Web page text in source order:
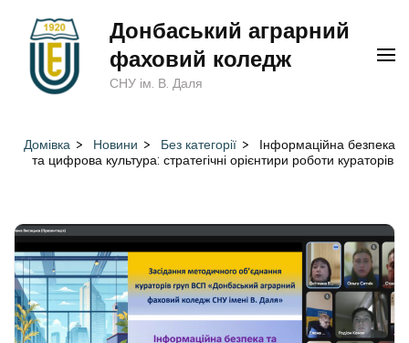
(натисніть
Донбаський аграрний
фаховий коледж
СНУ ім. В. Даля
Домівка > Новини > Без категорії >
Інформаційна безпека
та цифрова культура: стратегічні орієнтири роботи кураторів